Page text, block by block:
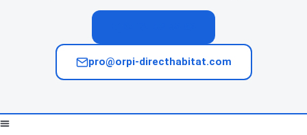
pro@orpi-directhabitat.com